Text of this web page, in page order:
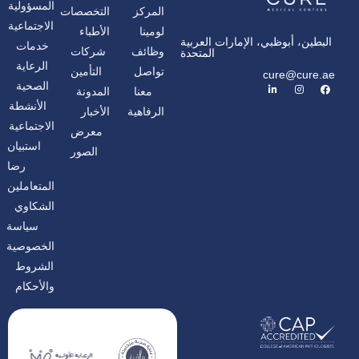
البطين، أبوظبي، الإمارات العربية
المتحدة
cure@cure.ae
ف
ي
ا
ن
ل
ي
المركز
لومينا
وظائف
تواصل
معنا
الرفاهية
التخصصات
الأطباء
شركات
التأمين
المدونة
الأخبار
معرض
الصور
المسؤولية
الاجتماعية
خدمات
الرعاية
الصحية
الأنشطة
الاجتماعية
استبيان
رضا
المتعاملين
الشكاوي
سياسة
الخصوصية
الشروط
والأحكام